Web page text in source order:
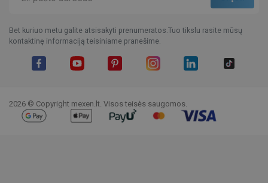
Bet kuriuo metu galite atsisakyti prenumeratos.Tuo tikslu rasite mūsų
kontaktinę informaciją teisiniame pranešime.
2026 © Copyright mexen.lt. Visos teisės saugomos.